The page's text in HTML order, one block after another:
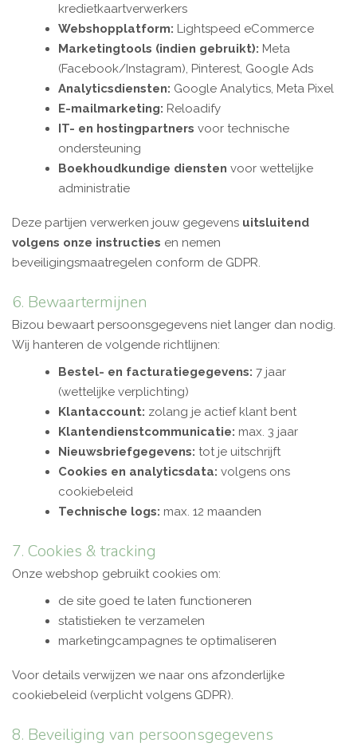
kredietkaartverwerkers
Webshopplatform: Lightspeed eCommerce
Marketingtools (indien gebruikt): Meta
(Facebook/Instagram), Pinterest, Google Ads
Analyticsdiensten: Google Analytics, Meta Pixel
E-mailmarketing: Reloadify
IT- en hostingpartners voor technische
ondersteuning
Boekhoudkundige diensten voor wettelijke
administratie
Deze partijen verwerken jouw gegevens uitsluitend
volgens onze instructies en nemen
beveiligingsmaatregelen conform de GDPR.
6. Bewaartermijnen
Bizou bewaart persoonsgegevens niet langer dan nodig.
Wij hanteren de volgende richtlijnen:
Bestel- en facturatiegegevens: 7 jaar
(wettelijke verplichting)
Klantaccount: zolang je actief klant bent
Klantendienstcommunicatie: max. 3 jaar
Nieuwsbriefgegevens: tot je uitschrijft
Cookies en analyticsdata: volgens ons
cookiebeleid
Technische logs: max. 12 maanden
7. Cookies & tracking
Onze webshop gebruikt cookies om:
de site goed te laten functioneren
statistieken te verzamelen
marketingcampagnes te optimaliseren
Voor details verwijzen we naar ons afzonderlijke
cookiebeleid (verplicht volgens GDPR).
8. Beveiliging van persoonsgegevens